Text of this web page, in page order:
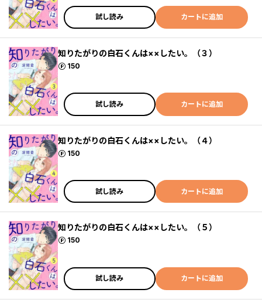
試し読み カートに追加
知りたがりの白石くんは××したい。（３）
150
ポイント
試し読み カートに追加
知りたがりの白石くんは××したい。（４）
150
ポイント
試し読み カートに追加
知りたがりの白石くんは××したい。（５）
150
ポイント
試し読み カートに追加